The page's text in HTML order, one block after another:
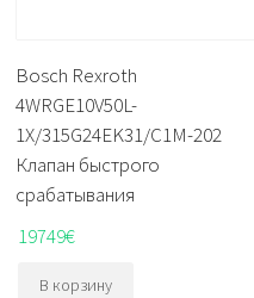
Bosch Rexroth
4WRGE10V50L-
1X/315G24EK31/C1M-202
Клапан быстрого
срабатывания
19749€
В корзину